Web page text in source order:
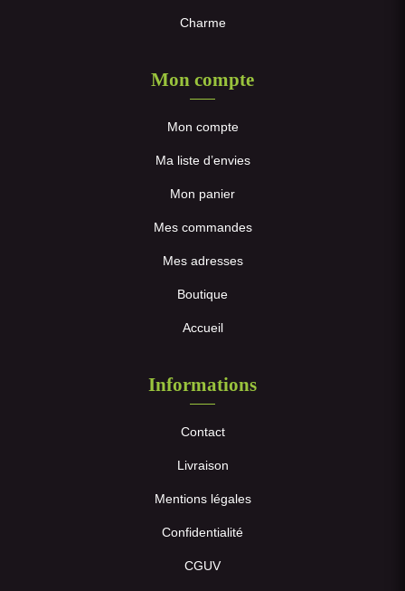
Charme
Mon compte
Mon compte
Ma liste d’envies
Mon panier
Mes commandes
Mes adresses
Boutique
Accueil
Informations
Contact
Livraison
Mentions légales
Confidentialité
CGUV